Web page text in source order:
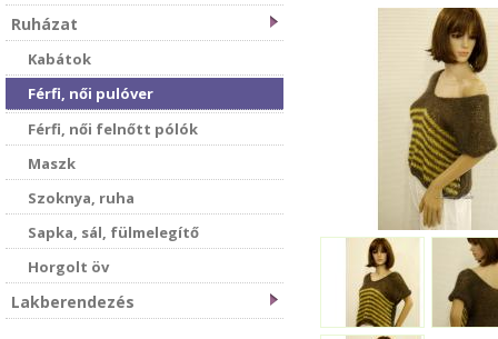
Ruházat
Kabátok
Férfi, női pulóver
Férfi, női felnőtt pólók
Maszk
Szoknya, ruha
Sapka, sál, fülmelegítő
Horgolt öv
Lakberendezés